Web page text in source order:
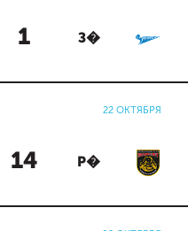
1 З�
22 ОКТЯБРЯ
14 Р�